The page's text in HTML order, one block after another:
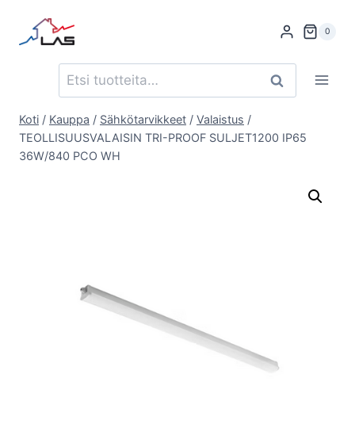
sisältöön
0
Etsi: Haku
Koti / Kauppa / Sähkötarvikkeet / Valaistus /
TEOLLISUUSVALAISIN TRI-PROOF SULJET1200 IP65
36W/840 PCO WH